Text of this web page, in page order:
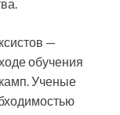
—
обучения
Ученые